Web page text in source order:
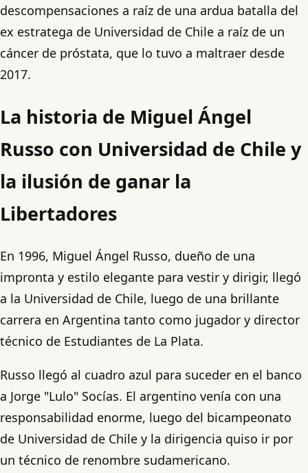
descompensaciones a raíz de una ardua batalla del
ex estratega de Universidad de Chile a raíz de un
cáncer de próstata, que lo tuvo a maltraer desde
2017.
La historia de Miguel Ángel
Russo con Universidad de Chile y
la ilusión de ganar la
Libertadores
En 1996, Miguel Ángel Russo, dueño de una
impronta y estilo elegante para vestir y dirigir, llegó
a la Universidad de Chile, luego de una brillante
carrera en Argentina tanto como jugador y director
técnico de Estudiantes de La Plata.
Russo llegó al cuadro azul para suceder en el banco
a Jorge "Lulo" Socías. El argentino venía con una
responsabilidad enorme, luego del bicampeonato
de Universidad de Chile y la dirigencia quiso ir por
un técnico de renombre sudamericano.